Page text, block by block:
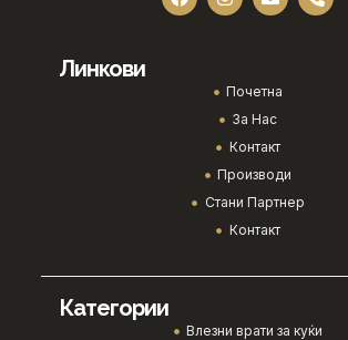
Линкови
Почетна
За Нас
Контакт
Производи
Стани Партнер
Контакт
Категории
Влезни врати за куќи